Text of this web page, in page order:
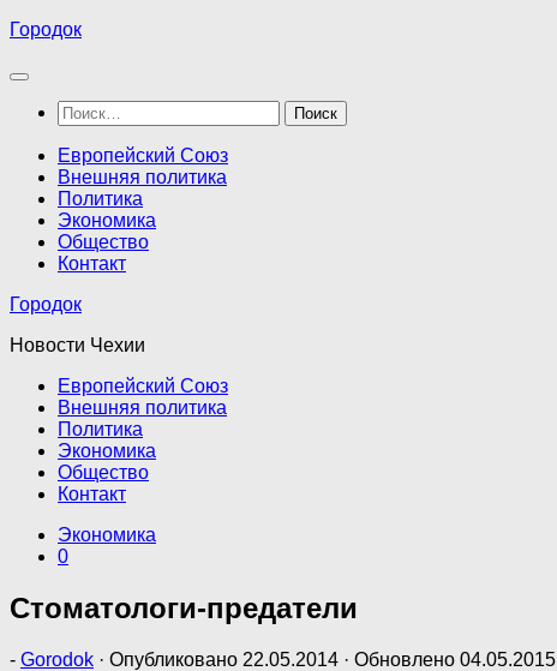
Перейти
содержимому
Городок
Найти:
Европейский Союз
Внешняя политика
Политика
Экономика
Общество
Контакт
Городок
Новости Чехии
Европейский Союз
Внешняя политика
Политика
Экономика
Общество
Контакт
Экономика
0
Стоматологи-предатели
- Gorodok · Опубликовано 22.05.2014 · Обновлено 04.05.2015